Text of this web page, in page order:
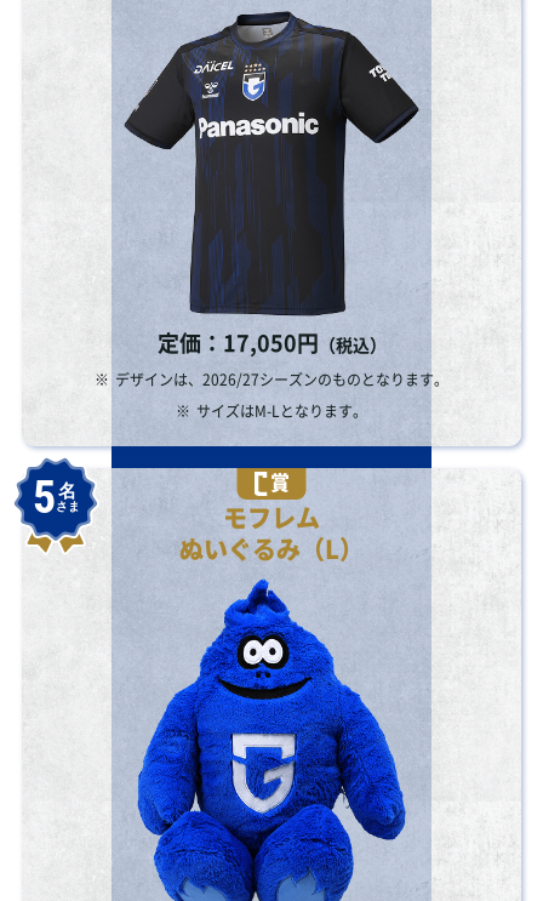
定価：17,050円 （税込）
※ デザインは、2026/27シーズンのものとなります。
※ サイズはM-Lとなります。
賞
5名
さま
モフレム
ぬいぐるみ（L）